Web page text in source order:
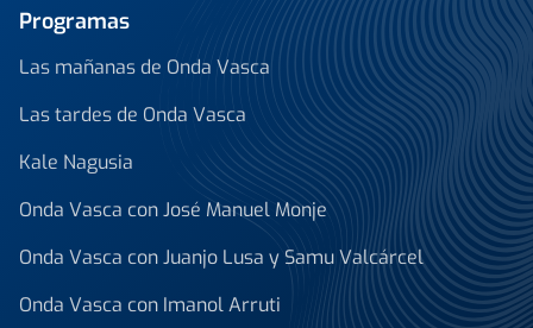
Programas
Las mañanas de Onda Vasca
Las tardes de Onda Vasca
Kale Nagusia
Onda Vasca con José Manuel Monje
Onda Vasca con Juanjo Lusa y Samu Valcárcel
Onda Vasca con Imanol Arruti